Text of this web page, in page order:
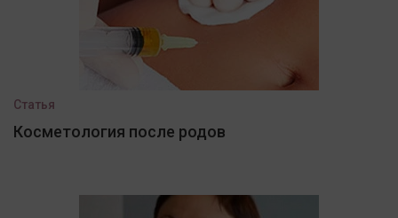
Статья
Косметология после родов